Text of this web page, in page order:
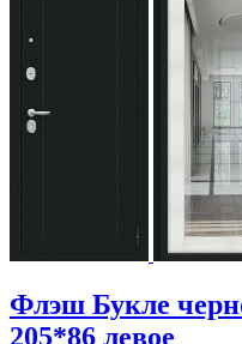
Флэш Букле
205*86 левое